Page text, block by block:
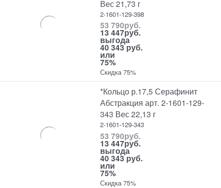
Вес 21,73 г
2-1601-129-398
53 790руб.
13 447руб.
выгода
40 343 руб.
или
75%
Скидка 75%
*Кольцо р.17,5 Серафинит
Абстракция арт. 2-1601-129-
343 Вес 22,13 г
2-1601-129-343
53 790руб.
13 447руб.
выгода
40 343 руб.
или
75%
Скидка 75%